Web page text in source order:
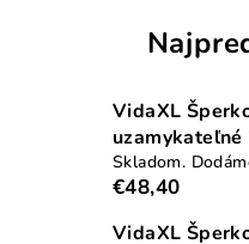
VidaXL
Skladom.
€48,40
VidaXL